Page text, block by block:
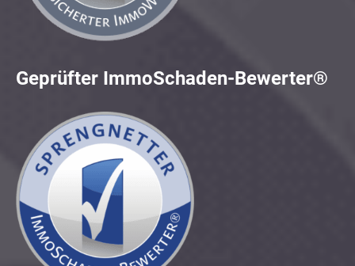
Geprüfter ImmoSchaden-Bewerter®